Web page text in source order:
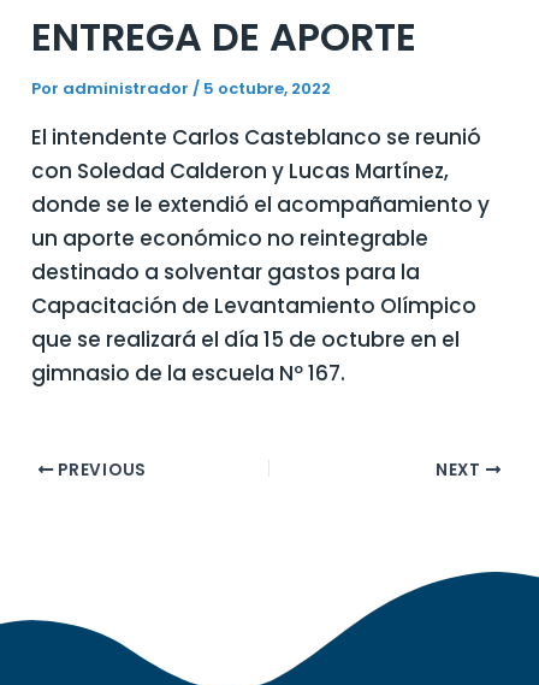
ENTREGA DE APORTE
Por administrador/ 5 octubre, 2022
El intendente Carlos Casteblanco se reunió
con Soledad Calderon y Lucas Martínez,
donde se le extendió el acompañamiento y
un aporte económico no reintegrable
destinado a solventar gastos para la
Capacitación de Levantamiento Olímpico
que se realizará el día 15 de octubre en el
gimnasio de la escuela Nº 167.
PREVIOUS NEXT